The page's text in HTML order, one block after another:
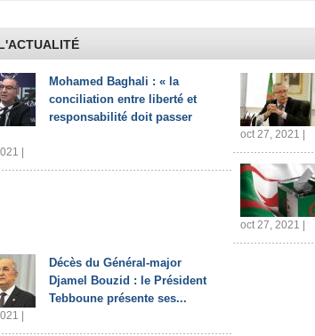
Mohamed Baghali : « la
conciliation entre liberté et
responsabilité doit passer
|
oct 27, 2021 |
oct 27, 2021 |
Décès du Général-major
Djamel Bouzid : le Président
Tebboune présente ses...
|